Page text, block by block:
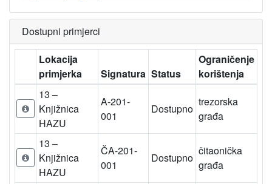
Dostupni primjerci
Lokacija
primjerka
Signatura Status
Ograničenje
korištenja
13 –
Knjižnica
HAZU
A-201-
001
Dostupno
trezorska
građa
13 –
Knjižnica
HAZU
ČA-201-
001
Dostupno
čitaonička
građa